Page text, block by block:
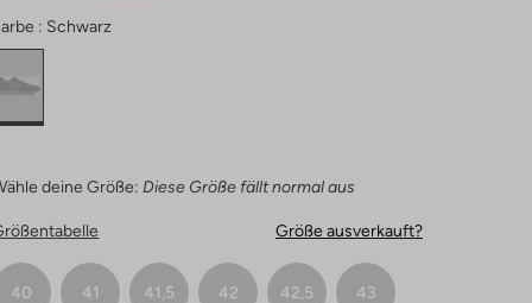
: Schwarz
deine Größe: Diese Größe fällt normal aus
Größe ausverkauft?
40 41 41,5 42 42,5 43